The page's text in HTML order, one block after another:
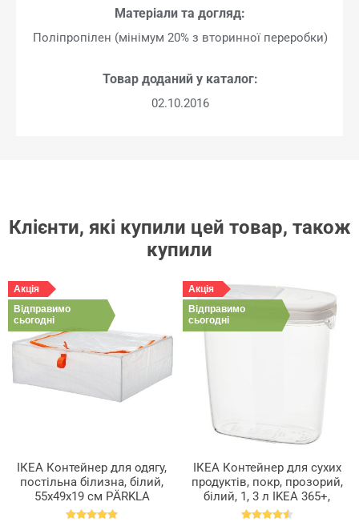
Матеріали та догляд:
Поліпропілен (мінімум 20% з вторинної переробки)
Товар доданий у каталог:
02.10.2016
Клієнти, які купили цей товар, також
купили
Акція
Відправимо
сьогодні
ІКЕА Контейнер для одягу,
постільна білизна, білий,
55x49x19 см PÄRKLA
ПЕРКЛА, 503.953.82
Акція
Відправимо
сьогодні
ІКЕА Контейнер для сухих
продуктів, покр, прозорий,
білий, 1, 3 л IKEA 365+,
800.667.23